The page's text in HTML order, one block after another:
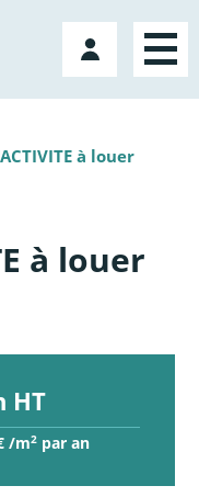
Mon
compte
à louer
à louer
HT
/m2par an